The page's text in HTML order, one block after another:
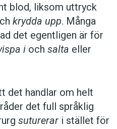
blod, liksom uttryck
krydda upp. Många
det egentligen är för
i och salta eller
det handlar om helt
det full språklig
suturerar i stället för